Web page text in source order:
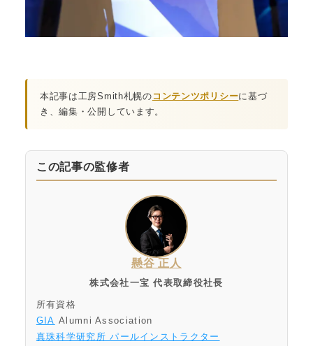
本記事は工房Smith札幌の コンテンツポリシーに基づ
き、編集・公開しています。
この記事の監修者
懸谷 正人
株式会社一宝 代表取締役社長
所有資格
GIA Alumni Association
真珠科学研究所 パールインストラクター